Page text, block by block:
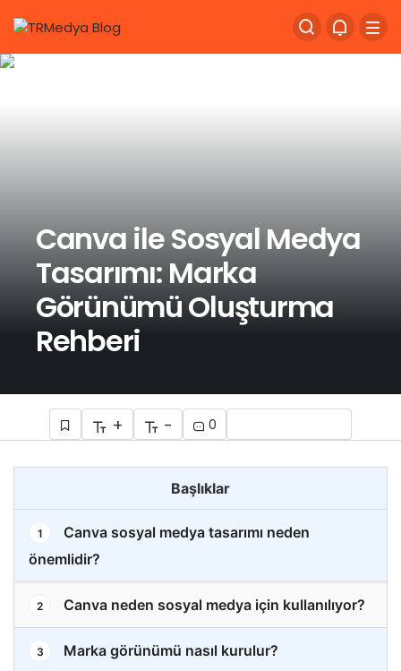
Canva ile Sosyal Medya
Tasarımı: Marka
Görünümü Oluşturma
Rehberi
+ - 0
Başlıklar
1
Canva sosyal medya tasarımı neden
önemlidir?
2 Canva neden sosyal medya için kullanılıyor?
3 Marka görünümü nasıl kurulur?